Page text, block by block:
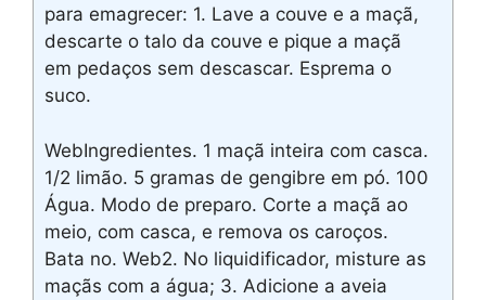
para emagrecer: 1. Lave a couve e a maçã,
descarte o talo da couve e pique a maçã
em pedaços sem descascar. Esprema o
suco.
WebIngredientes. 1 maçã inteira com casca.
1/2 limão. 5 gramas de gengibre em pó. 100
Água. Modo de preparo. Corte a maçã ao
meio, com casca, e remova os caroços.
Bata no. Web2. No liquidificador, misture as
maçãs com a água; 3. Adicione a aveia